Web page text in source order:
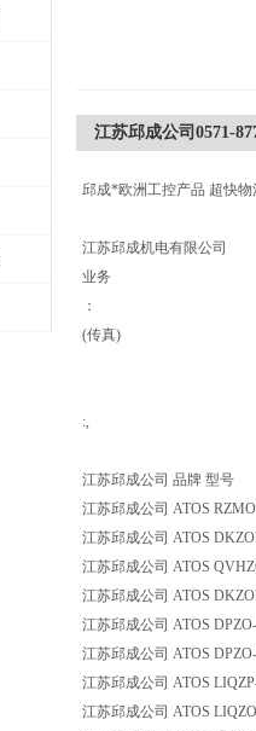
江苏邱成公司0571-
邱成*欧洲工控产品 超快
江苏邱成机电有限公司
业务
：
(传真)
:,
江苏邱成公司 品牌 型号
江苏邱成公司 ATOS
江苏邱成公司 ATOS
江苏邱成公司 ATOS
江苏邱成公司 ATOS
江苏邱成公司 ATOS
江苏邱成公司 ATOS
江苏邱成公司 ATOS
江苏邱成公司 ATOS